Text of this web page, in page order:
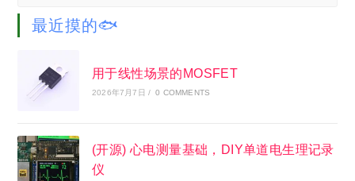
website
最近摸的🐟
用于线性场景的MOSFET
2026年7月7日 / 0 COMMENTS
(开源) 心电测量基础，DIY单道电生理记录
仪